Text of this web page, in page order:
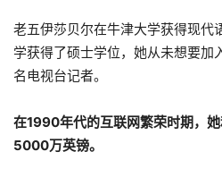
老五伊莎贝尔在牛津大学获得现代
学获得了硕士学位，她从未想要加
名电视台记者。
在1990年代的互联网繁荣时期，
5000万英镑。